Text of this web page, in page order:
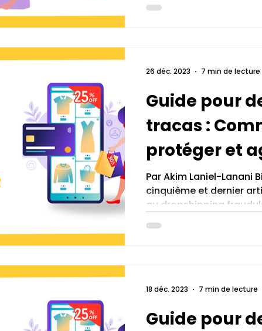
Guide pour
tracas :
protéger et
Par Akim Laniel-Lanani
cinquième et dernier
au dropshipping
26 déc. 2023 7 min de lecture
Guide pour
18 déc. 2023 7 min de lecture